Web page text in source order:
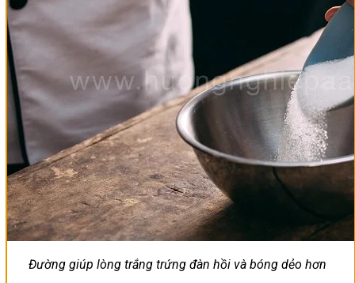
Đường giúp lòng trắng trứng đàn hồi và bóng dẻo hơn